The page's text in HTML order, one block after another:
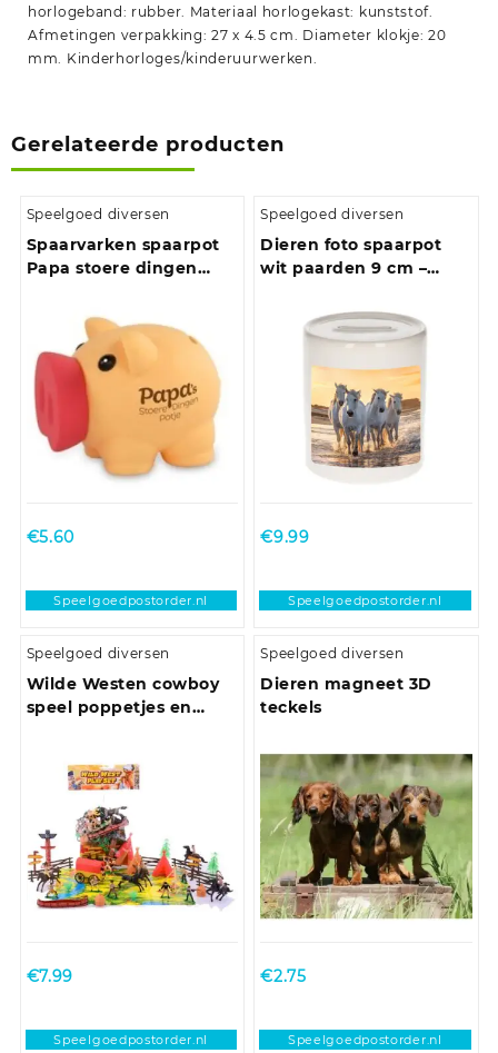
horlogeband: rubber. Materiaal horlogekast: kunststof.
Afmetingen verpakking: 27 x 4.5 cm. Diameter klokje: 20
mm. Kinderhorloges/kinderuurwerken.
Gerelateerde producten
Speelgoed diversen
Spaarvarken spaarpot
Papa stoere dingen
€5.60
Speelgoedpostorder.nl
Speelgoed diversen
Dieren foto spaarpot
wit paarden 9 cm –
jongens en meisjes
€9.99
Speelgoedpostorder.nl
Speelgoed diversen
Wilde Westen cowboy
speel poppetjes en
€7.99
Speelgoedpostorder.nl
Speelgoed diversen
Dieren magneet 3D
teckels
€2.75
Speelgoedpostorder.nl